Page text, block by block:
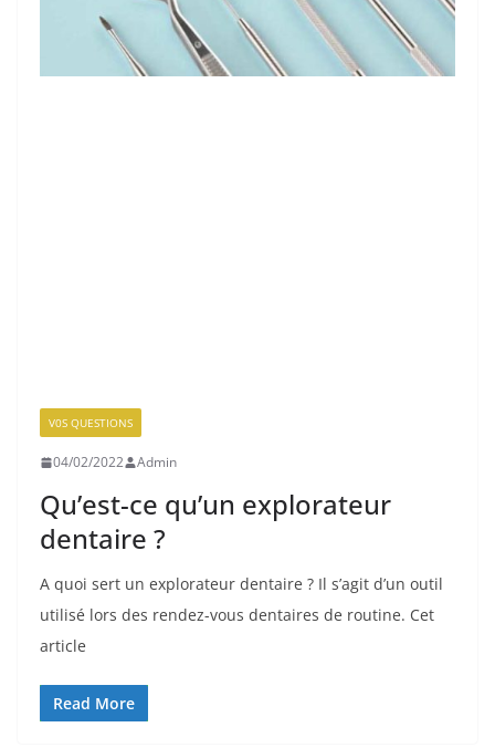
V0S QUESTIONS
04/02/2022 Admin
Qu’est-ce qu’un explorateur
dentaire ?
A quoi sert un explorateur dentaire ? Il s’agit d’un outil
utilisé lors des rendez-vous dentaires de routine. Cet
article
Read More